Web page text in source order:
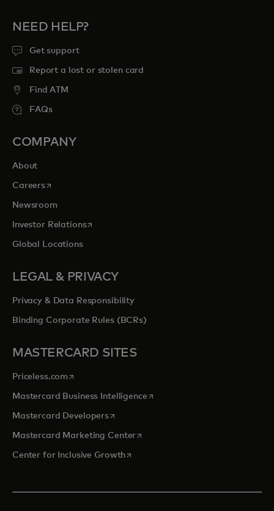
NEED HELP?
Get support
Report a lost or stolen card
Find ATM
FAQs
COMPANY
About
Careersopens in a new tab
Newsroom
Investor Relationsopens in a new tab
Global Locations
LEGAL & PRIVACY
Privacy & Data Responsibility
Binding Corporate Rules (BCRs)
MASTERCARD SITES
Priceless.com opens in a new tab
Mastercard Business Intelligenceopens in a new tab
Mastercard Developersopens in a new tab
Mastercard Marketing Centeropens in a new tab
Center for Inclusive Growthopens in a new tab